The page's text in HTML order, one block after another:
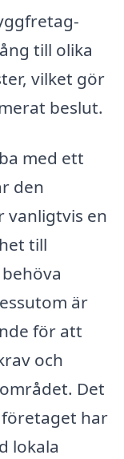
till olika
vilket gör
beslut.
med ett
den
vanligtvis en
till
är
för att
och
Det
har
lokala